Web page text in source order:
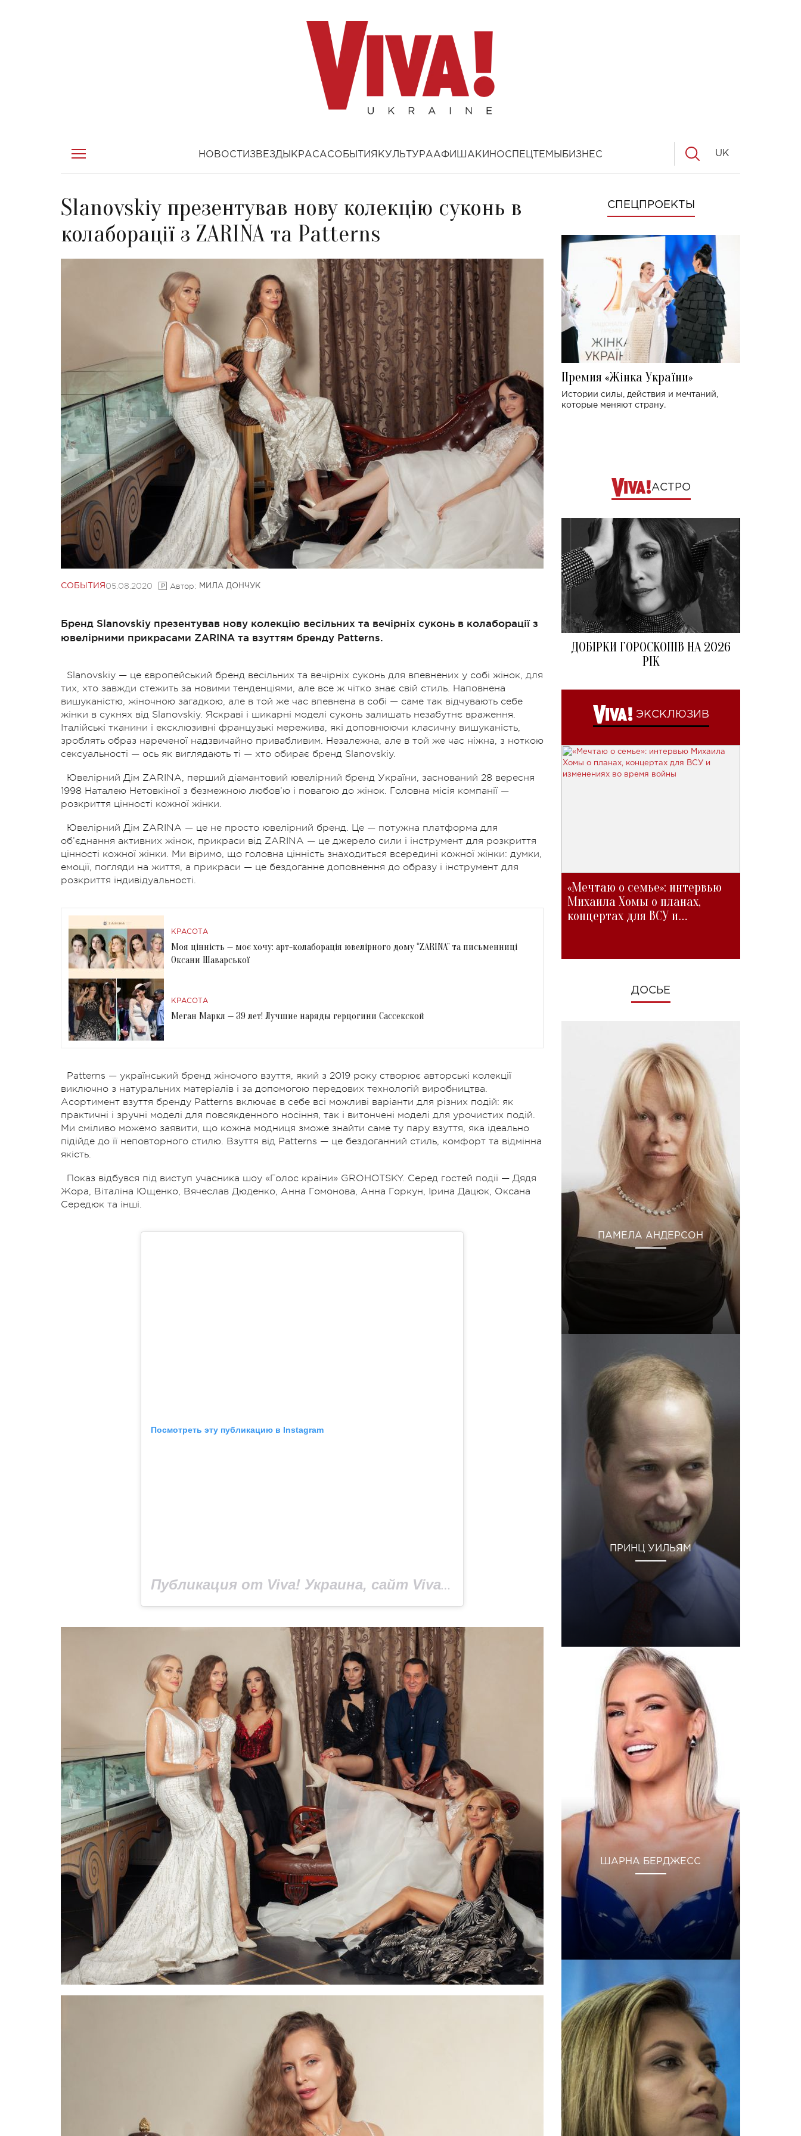
НОВОСТИ ЗВЕЗДЫ КРАСАСОБЫТИЯ КУЛЬТУРААФИША КИНОСПЕЦТЕМЫ БИЗНЕС UK
Slanovskiy презентував нову колекцію суконь в
колаборації з ZARINA та Patterns
СОБЫТИЯ 05.08.2020 Автор: МИЛА ДОНЧУК
Бренд Slanovskiy презентував нову колекцію весільних та вечірніх суконь в колаборації з
ювелірними прикрасами ZARINA та взуттям бренду Patterns.
Slanovskiy — це європейський бренд весільних та вечірніх суконь для впевнених у собі жінок, для
тих, хто завжди стежить за новими тенденціями, але все ж чітко знає свій стиль. Наповнена
вишуканістю, жіночною загадкою, але в той же час впевнена в собі — саме так відчувають себе
жінки в сукнях від Slanovskiy. Яскраві і шикарні моделі суконь залишать незабутнє враження.
Італійські тканини і ексклюзивні французькі мережива, які доповнюючи класичну вишуканість,
зроблять образ нареченої надзвичайно привабливим. Незалежна, але в той же час ніжна, з ноткою
сексуальності — ось як виглядають ті — хто обирає бренд Slanovskiy.
Ювелірний Дім ZARINA, перший діамантовий ювелірний бренд України, заснований 28 вересня
1998 Наталею Нетовкіної з безмежною любов’ю і повагою до жінок. Головна місія компанії —
розкриття цінності кожної жінки.
Ювелірний Дім ZARINA — це не просто ювелірний бренд. Це — потужна платформа для
об’єднання активних жінок, прикраси від ZARINA — це джерело сили і інструмент для розкриття
цінності кожної жінки. Ми віримо, що головна цінність знаходиться всередині кожної жінки: думки,
емоції, погляди на життя, а прикраси — це бездоганне доповнення до образу і інструмент для
розкриття індивідуальності.
КРАСОТА
Моя цінність — моє хочу: арт-колаборація ювелірного дому “ZARINA” та письменниці
Оксани Шаварської
КРАСОТА
Меган Маркл — 39 лет! Лучшие наряды герцогини Сассекской
Patterns — український бренд жіночого взуття, який з 2019 року створює авторські колекції
виключно з натуральних матеріалів і за допомогою передових технологій виробництва.
Асортимент взуття бренду Patterns включає в себе всі можливі варіанти для різних подій: як
практичні і зручні моделі для повсякденного носіння, так і витончені моделі для урочистих подiй.
Ми сміливо можемо заявити, що кожна модниця зможе знайти саме ту пару взуття, яка ідеально
підійде до її неповторного стилю. Взуття від Patterns — це бездоганний стиль, комфорт та відмінна
якість.
Показ відбувся під виступ учасника шоу «Голос країни» GROHOTSKY. Серед гостей події — Дядя
Жора, Віталіна Ющенко, Вячеслав Дюденко, Анна Гомонова, Анна Горкун, Ірина Дацюк, Оксана
Середюк та інші.
Посмотреть эту публикацию в Instagram
Публикация от Viva! Украина, сайт Viva.ua (@viva_ukraine_magazine) 5 Авг 2020 в 7:12
СПЕЦПРОЕКТЫ
Премия «Жінка України»
Истории силы, действия и мечтаний,
которые меняют страну.
АСТРО
ДОБІРКИ ГОРОСКОПІВ НА 2026
РІК
ЭКСКЛЮЗИВ
«Мечтаю о семье»: интервью
Михаила Хомы о планах,
концертах для ВСУ и
ДОСЬЕ
ПАМЕЛА АНДЕРСОН
ПРИНЦ УИЛЬЯМ
ШАРНА БЕРДЖЕСС